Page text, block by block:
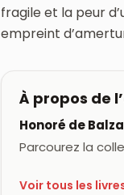
fragile et la peur
empreint
À propos de
Honoré de
Parcourez la
Voir tous les